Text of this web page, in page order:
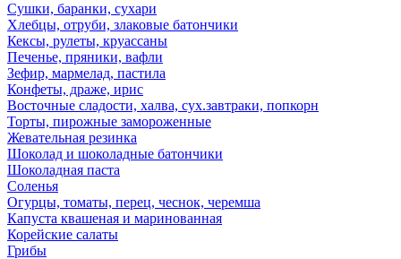
Сушки, баранки, сухари
Хлебцы, отруби, злаковые батончики
Кексы, рулеты, круассаны
Печенье, пряники, вафли
Зефир, мармелад, пастила
Конфеты, драже, ирис
Восточные сладости, халва, сух.завтраки, попкорн
Торты, пирожные замороженные
Жевательная резинка
Шоколад и шоколадные батончики
Шоколадная паста
Соленья
Огурцы, томаты, перец, чеснок, черемша
Капуста квашеная и маринованная
Корейские салаты
Грибы